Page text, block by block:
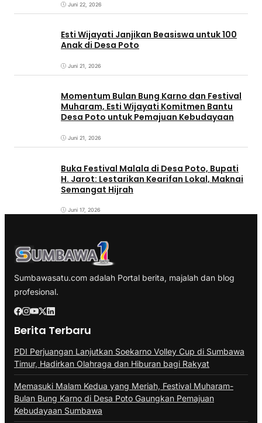
Juni 22, 2026
Esti Wijayati Janjikan Beasiswa untuk 100
Anak di Desa Poto
Juni 21, 2026
Momentum Bulan Bung Karno dan Festival
Muharam, Esti Wijayati Komitmen Bantu
Desa Poto untuk Pemajuan Kebudayaan
Juni 21, 2026
Buka Festival Malala di Desa Poto, Bupati
H. Jarot: Lestarikan Kearifan Lokal, Maknai
Semangat Hijrah
Juni 17, 2026
Sumbawasatu.com adalah Portal berita, majalah dan blog
profesional.
Berita Terbaru
PDI Perjuangan Lanjutkan Soekarno Volley Cup di Sumbawa
Timur, Hadirkan Olahraga dan Hiburan bagi Rakyat
Memasuki Malam Kedua yang Meriah, Festival Muharam-
Bulan Bung Karno di Desa Poto Gaungkan Pemajuan
Kebudayaan Sumbawa